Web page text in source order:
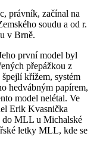
právník, začínal na
soudu a od r.
v Brně.
první model byl
přepážkou z
křížem, systém
hedvábným papírem,
model nelétal. Ve
Erik Kvasnička
do MLL u Michalské
letky MLL, kde se